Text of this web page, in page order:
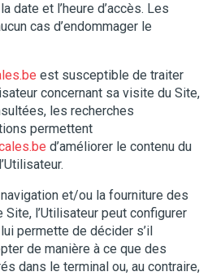
date et l’heure d’accès. Les
cas d’endommager le
est susceptible de traiter
concernant sa visite du Site,
les recherches
permettent
d’améliorer le contenu du
et/ou la fourniture des
l’Utilisateur peut configurer
permette de décider s’il
de manière à ce que des
dans le terminal ou, au contraire,